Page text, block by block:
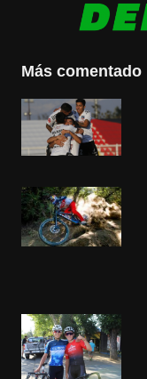
Más comentado